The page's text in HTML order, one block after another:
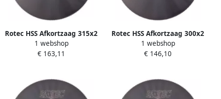
Rotec HSS Afkortzaag 315x2
5x32 T=8 120 Tanden
5503112
1 webshop
€ 163,11
Rotec HSS Afkortzaag 300x2
5x32 T=4 220 Tanden
5503022
1 webshop
€ 146,10